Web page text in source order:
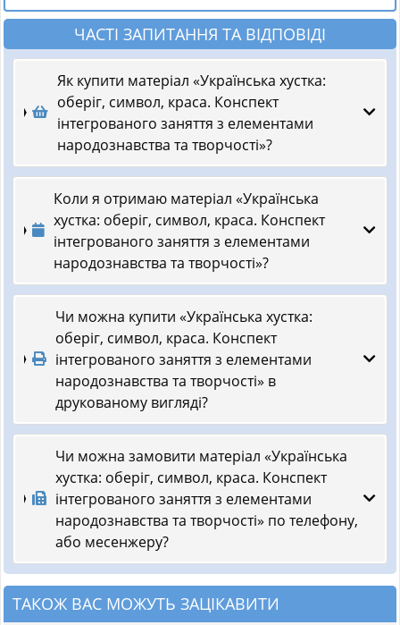
ЧАСТІ ЗАПИТАННЯ ТА ВІДПОВІДІ
Як купити матеріал «Українська хустка:
оберіг, символ, краса. Конспект
інтегрованого заняття з елементами
народознавства та творчості»?
Коли я отримаю матеріал «Українська
хустка: оберіг, символ, краса. Конспект
інтегрованого заняття з елементами
народознавства та творчості»?
Чи можна купити «Українська хустка:
оберіг, символ, краса. Конспект
інтегрованого заняття з елементами
народознавства та творчості» в
друкованому вигляді?
Чи можна замовити матеріал «Українська
хустка: оберіг, символ, краса. Конспект
інтегрованого заняття з елементами
народознавства та творчості» по телефону,
або месенжеру?
ТАКОЖ ВАС МОЖУТЬ ЗАЦІКАВИТИ